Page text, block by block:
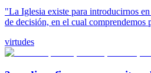
"La Iglesia existe para introducirnos
de decisión, en el cual comprendemos
virtudes